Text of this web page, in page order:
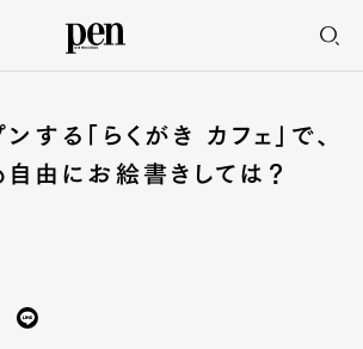
する「らくがき カフェ」で、
由にお絵書きしては？